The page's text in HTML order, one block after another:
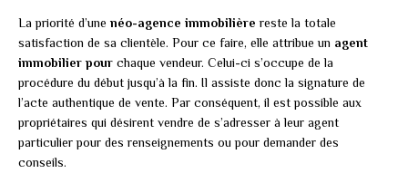
La priorité d’une néo-agence immobilière reste la totale
satisfaction de sa clientèle. Pour ce faire, elle attribue un agent
immobilier pour chaque vendeur. Celui-ci s’occupe de la
procédure du début jusqu’à la fin. Il assiste donc la signature de
l’acte authentique de vente. Par conséquent, il est possible aux
propriétaires qui désirent vendre de s’adresser à leur agent
particulier pour des renseignements ou pour demander des
conseils.